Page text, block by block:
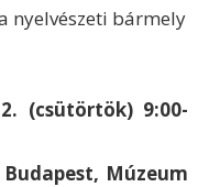
nyelvészeti bármely
(csütörtök) 9:00-
Budapest, Múzeum